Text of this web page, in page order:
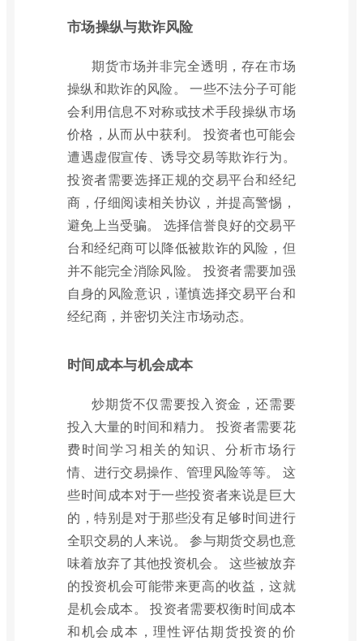
市场操纵与欺诈风险
期货市场并非完全透明，存在市场
操纵和欺诈的风险。 一些不法分子可能
会利用信息不对称或技术手段操纵市场
价格，从而从中获利。 投资者也可能会
遭遇虚假宣传、诱导交易等欺诈行为。
投资者需要选择正规的交易平台和经纪
商，仔细阅读相关协议，并提高警惕，
避免上当受骗。 选择信誉良好的交易平
台和经纪商可以降低被欺诈的风险，但
并不能完全消除风险。 投资者需要加强
自身的风险意识，谨慎选择交易平台和
经纪商，并密切关注市场动态。
时间成本与机会成本
炒期货不仅需要投入资金，还需要
投入大量的时间和精力。 投资者需要花
费时间学习相关的知识、分析市场行
情、进行交易操作、管理风险等等。 这
些时间成本对于一些投资者来说是巨大
的，特别是对于那些没有足够时间进行
全职交易的人来说。 参与期货交易也意
味着放弃了其他投资机会。 这些被放弃
的投资机会可能带来更高的收益，这就
是机会成本。 投资者需要权衡时间成本
和机会成本，理性评估期货投资的价